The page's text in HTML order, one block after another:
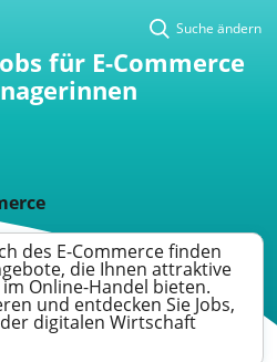
Suche ändern
für E-Commerce
des E-Commerce finden
die Ihnen attraktive
Online-Handel bieten.
und entdecken Sie Jobs,
digitalen Wirtschaft